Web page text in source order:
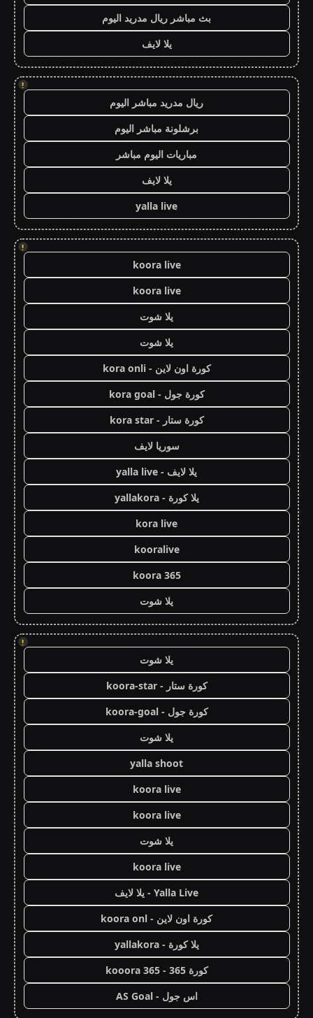
بث مباشر ريال مدريد اليوم
يلا لايف
!
ريال مدريد مباشر اليوم
برشلونة مباشر اليوم
مباريات اليوم مباشر
يلا لايف
yalla live
!
koora live
koora live
يلا شوت
يلا شوت
كورة اون لاين - kora onli
كورة جول - kora goal
كورة ستار - kora star
سوريا لايف
يلا لايف - yalla live
يلا كورة - yallakora
kora live
kooralive
koora 365
يلا شوت
!
يلا شوت
كورة ستار - koora-star
كورة جول - koora-goal
يلا شوت
yalla shoot
koora live
koora live
يلا شوت
koora live
Yalla Live - يلا لايف
كورة اون لاين - koora onl
يلا كورة - yallakora
كورة 365 - kooora 365
اس جول - AS Goal